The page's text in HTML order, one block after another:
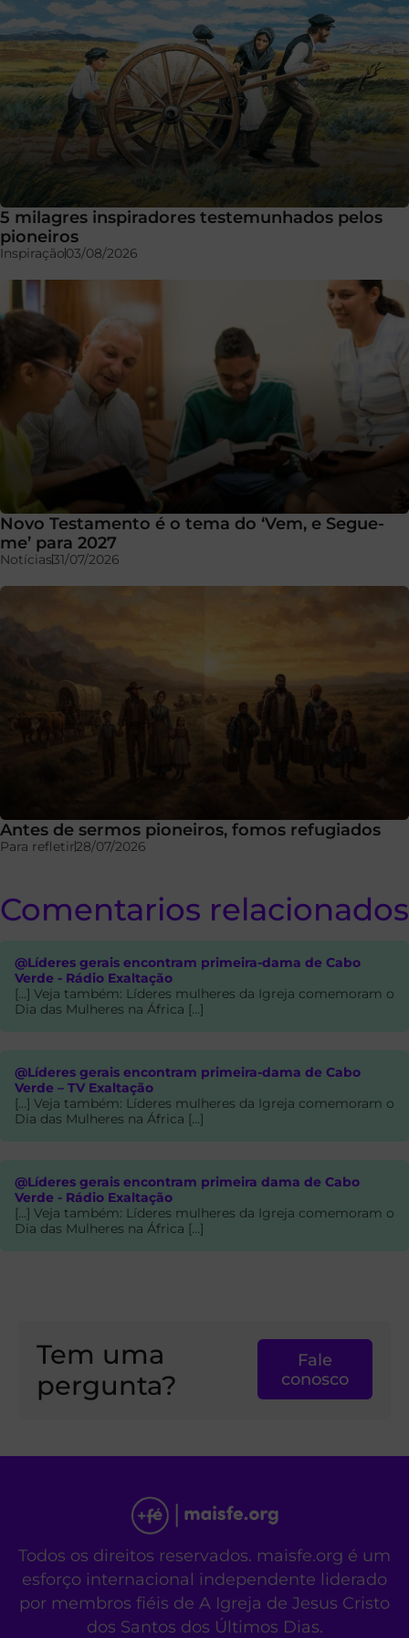
5 milagres inspiradores testemunhados pelos
pioneiros
Inspiração03/08/2026
Novo Testamento é o tema do ‘Vem, e Segue-
me’ para 2027
Notícias31/07/2026
Antes de sermos pioneiros, fomos refugiados
Para refletir28/07/2026
Comentarios relacionados
@Líderes gerais encontram primeira-dama de Cabo
Verde - Rádio Exaltação
[…] Veja também: Líderes mulheres da Igreja comemoram o
Dia das Mulheres na África […]
@Líderes gerais encontram primeira-dama de Cabo
Verde – TV Exaltação
[…] Veja também: Líderes mulheres da Igreja comemoram o
Dia das Mulheres na África […]
@Líderes gerais encontram primeira dama de Cabo
Verde - Rádio Exaltação
[…] Veja também: Líderes mulheres da Igreja comemoram o
Dia das Mulheres na África […]
Tem uma
pergunta?
Fale
conosco
Todos os direitos reservados. maisfe.org é um
esforço internacional independente liderado
por membros fiéis de A Igreja de Jesus Cristo
dos Santos dos Últimos Dias.